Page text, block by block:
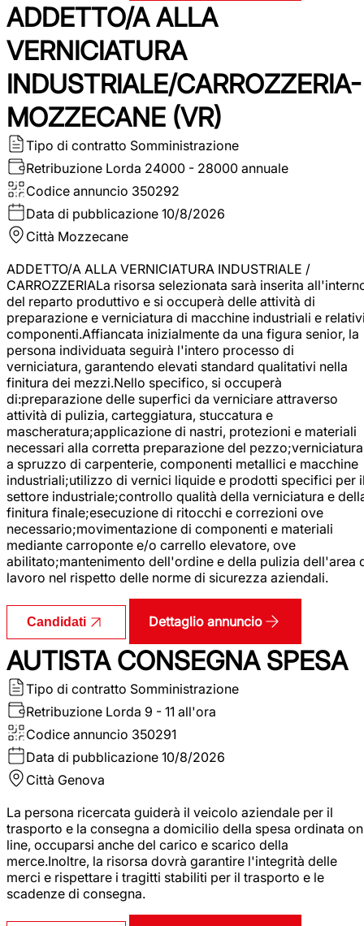
ADDETTO/A ALLA
VERNICIATURA
INDUSTRIALE/CARROZZERIA-
MOZZECANE (VR)
Tipo di contratto Somministrazione
Retribuzione Lorda 24000 - 28000 annuale
Codice annuncio 350292
Data di pubblicazione 10/8/2026
Città Mozzecane
ADDETTO/A ALLA VERNICIATURA INDUSTRIALE /
CARROZZERIALa risorsa selezionata sarà inserita
del reparto produttivo e si occuperà delle attività di
preparazione e verniciatura di macchine industriali e
componenti.Affiancata inizialmente da una figura senior, la
persona individuata seguirà l'intero processo di
verniciatura, garantendo elevati standard qualitativi nella
finitura dei mezzi.Nello specifico, si occuperà
di:preparazione delle superfici da verniciare attraverso
attività di pulizia, carteggiatura, stuccatura e
mascheratura;applicazione di nastri, protezioni e materiali
necessari alla corretta preparazione del pezzo;verniciatura
a spruzzo di carpenterie, componenti metallici e macchine
industriali;utilizzo di vernici liquide e prodotti specifici per
settore industriale;controllo qualità della verniciatura e
finitura finale;esecuzione di ritocchi e correzioni ove
necessario;movimentazione di componenti e materiali
mediante carroponte e/o carrello elevatore, ove
abilitato;mantenimento dell'ordine e della pulizia dell'area
lavoro nel rispetto delle norme di sicurezza aziendali.
Candidati Dettaglio annuncio
AUTISTA CONSEGNA SPESA
Tipo di contratto Somministrazione
Retribuzione Lorda 9 - 11 all'ora
Codice annuncio 350291
Data di pubblicazione 10/8/2026
Città Genova
La persona ricercata guiderà il veicolo aziendale per il
trasporto e la consegna a domicilio della spesa ordinata on
line, occuparsi anche del carico e scarico della
merce.Inoltre, la risorsa dovrà garantire l'integrità delle
merci e rispettare i tragitti stabiliti per il trasporto e le
scadenze di consegna.